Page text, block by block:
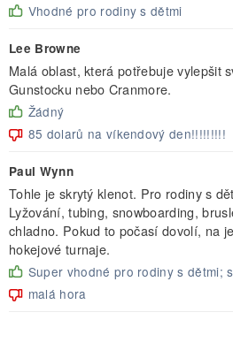
Vhodné pro rodiny s dětmi
Lee Browne
Malá oblast, která potřebuje vylepšit
Gunstocku nebo Cranmore.
Žádný
85 dolarů na víkendový den!!!!!!!!!
Paul Wynn
Tohle je skrytý klenot. Pro rodiny s
Lyžování, tubing, snowboarding,
chladno. Pokud to počasí dovolí, na
hokejové turnaje.
Super vhodné pro rodiny s dětmi;
malá hora